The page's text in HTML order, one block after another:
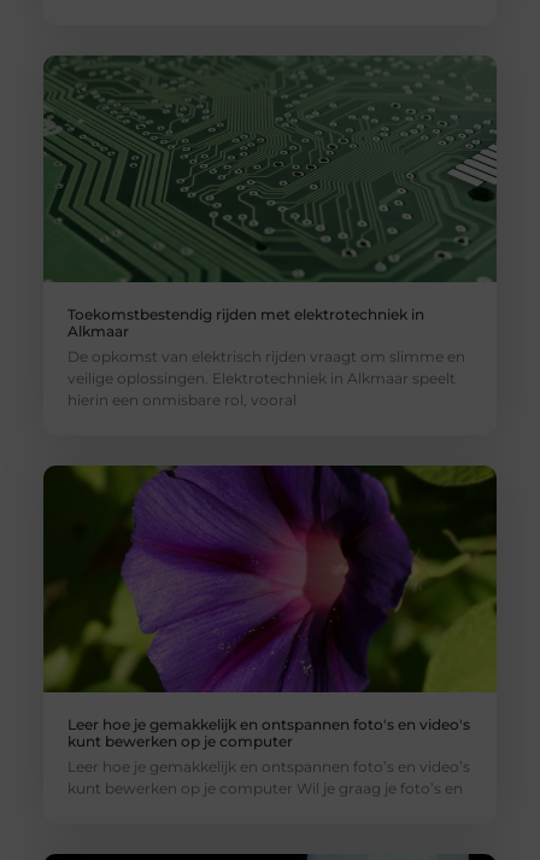
Toekomstbestendig rijden met elektrotechniek in
Alkmaar
De opkomst van elektrisch rijden vraagt om slimme en
veilige oplossingen. Elektrotechniek in Alkmaar speelt
hierin een onmisbare rol, vooral
Leer hoe je gemakkelijk en ontspannen foto's en video's
kunt bewerken op je computer
Leer hoe je gemakkelijk en ontspannen foto’s en video’s
kunt bewerken op je computer Wil je graag je foto’s en